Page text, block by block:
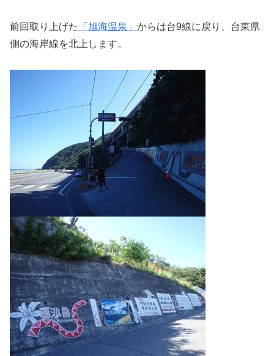
前回取り上げた 「旭海温泉」 からは台9線に戻り、台東県
側の海岸線を北上します。